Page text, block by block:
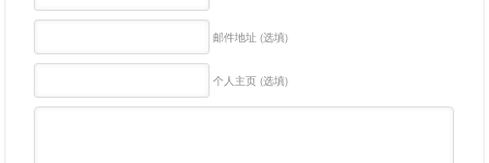
邮件地址 (选填)
个人主页 (选填)